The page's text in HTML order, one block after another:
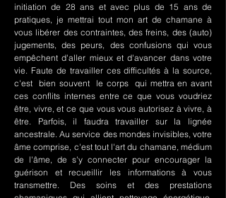
initiation de 28 ans et avec plus de 15 ans de
pratiques, je mettrai tout mon art de chamane à
vous libérer des contraintes, des freins, des (auto)
jugements, des peurs, des confusions qui vous
empêchent d'aller mieux et d'avancer dans votre
vie. Faute de travailler ces difficultés à la source,
c'est bien souvent le corps qui mettra en avant
ces conflits internes entre ce que vous voudriez
être, vivre, et ce que vous vous autorisez à vivre, à
être. Parfois, il faudra travailler sur la lignée
ancestrale. Au service des mondes invisibles, votre
âme comprise, c'est tout l'art du chamane, médium
de l'âme, de s'y connecter pour encourager la
guérison et recueillir les informations à vous
transmettre. Des soins et des prestations